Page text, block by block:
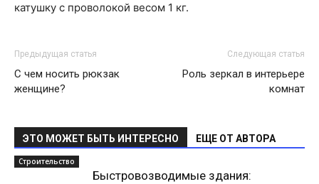
катушку с проволокой весом 1 кг.
Предыдущая статья
С чем носить рюкзак
женщине?
Следующая статья
Роль зеркал в интерьере
комнат
ЭТО МОЖЕТ БЫТЬ ИНТЕРЕСНО ЕЩЕ ОТ АВТОРА
Строительство
Быстровозводимые здания: